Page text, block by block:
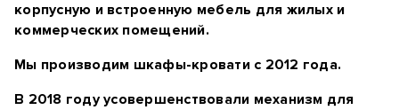
корпусную и встроенную мебель для жилых и
коммерческих помещений.
Мы производим шкафы-кровати с 2012 года.
В 2018 году усовершенствовали механизм для